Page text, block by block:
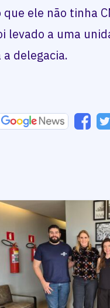
ele não tinha
levado a uma
delegacia.